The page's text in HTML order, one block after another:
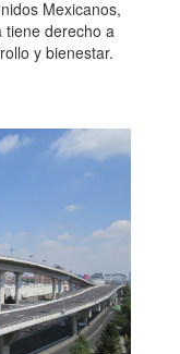
Mexicanos,
tiene derecho a
y bienestar.